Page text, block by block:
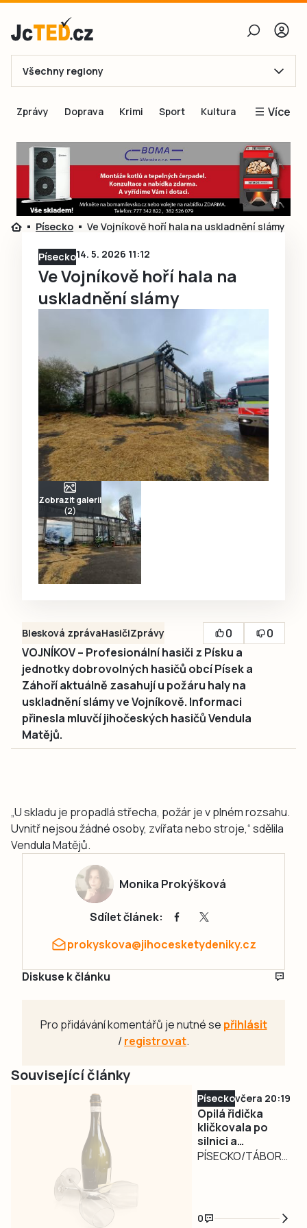
E-mail
Obnovit heslo
Přihlásit se
Přihlásit se přes Facebook
Ještě nemám účet, chci se
Všechny regiony
Zprávy Doprava Krimi Sport Kultura Více
Blogy
Inspirace
Čtenáři píší
Speciální přílohy
Inzerce
Písecko Ve Vojníkově hoří hala na uskladnění slámy
Písecko14. 5. 2026 11:12
Ve Vojníkově hoří hala na
uskladnění slámy
Zobrazit galerii
(2)
Blesková zprávaHasičiZprávy 0
0
VOJNÍKOV – Profesionální hasiči z Písku a
jednotky dobrovolných hasičů obcí Písek a
Záhoří aktuálně zasahují u požáru haly na
uskladnění slámy ve Vojníkově. Informaci
přinesla mluvčí jihočeských hasičů Vendula
Matějů.
„U skladu je propadlá střecha, požár je v plném rozsahu.
Uvnitř nejsou žádné osoby, zvířata nebo stroje,“ sdělila
Vendula Matějů.
Monika Prokýšková
Sdílet článek:
prokyskova@jihocesketydeniky.cz
Diskuse k článku
Pro přidávání komentářů je nutné se přihlásit
/registrovat.
Související články
Píseckovčera 20:19
Opilá řidička
kličkovala po
silnici a
ohrožovala
PÍSECKO/TÁBORSKO
zaměstnal ve
0